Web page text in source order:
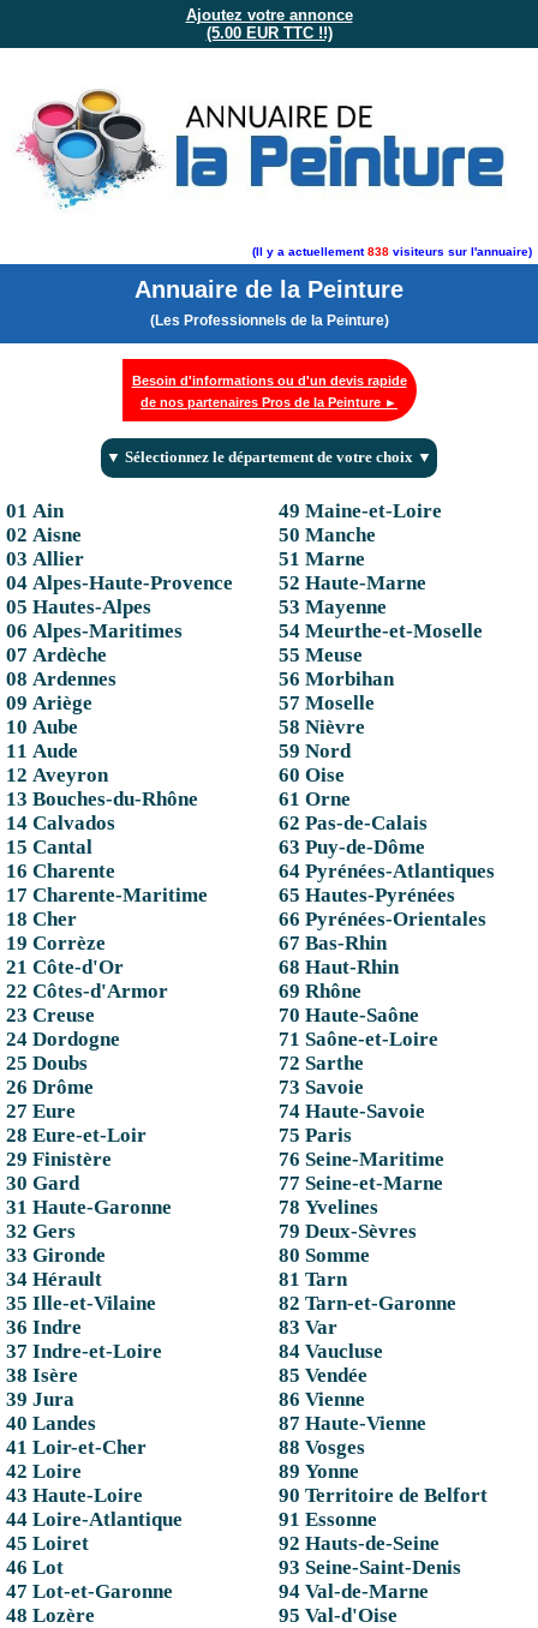
Ajoutez votre annonce
(5.00 EUR TTC !!)
(Il y a actuellement838 visiteurs sur l'annuaire)
Annuaire de la Peinture
(Les Professionnels de la Peinture)
Besoin d'informations ou d'un devis rapide
de nos partenaires Pros de la Peinture ►
▼ Sélectionnez le département de votre choix ▼
01 Ain
02 Aisne
03 Allier
04 Alpes-Haute-Provence
05 Hautes-Alpes
06 Alpes-Maritimes
07 Ardèche
08 Ardennes
09 Ariège
10 Aube
11 Aude
12 Aveyron
13 Bouches-du-Rhône
14 Calvados
15 Cantal
16 Charente
17 Charente-Maritime
18 Cher
19 Corrèze
21 Côte-d'Or
22 Côtes-d'Armor
23 Creuse
24 Dordogne
25 Doubs
26 Drôme
27 Eure
28 Eure-et-Loir
29 Finistère
30 Gard
31 Haute-Garonne
32 Gers
33 Gironde
34 Hérault
35 Ille-et-Vilaine
36 Indre
37 Indre-et-Loire
38 Isère
39 Jura
40 Landes
41 Loir-et-Cher
42 Loire
43 Haute-Loire
44 Loire-Atlantique
45 Loiret
46 Lot
47 Lot-et-Garonne
48 Lozère
49 Maine-et-Loire
50 Manche
51 Marne
52 Haute-Marne
53 Mayenne
54 Meurthe-et-Moselle
55 Meuse
56 Morbihan
57 Moselle
58 Nièvre
59 Nord
60 Oise
61 Orne
62 Pas-de-Calais
63 Puy-de-Dôme
64 Pyrénées-Atlantiques
65 Hautes-Pyrénées
66 Pyrénées-Orientales
67 Bas-Rhin
68 Haut-Rhin
69 Rhône
70 Haute-Saône
71 Saône-et-Loire
72 Sarthe
73 Savoie
74 Haute-Savoie
75 Paris
76 Seine-Maritime
77 Seine-et-Marne
78 Yvelines
79 Deux-Sèvres
80 Somme
81 Tarn
82 Tarn-et-Garonne
83 Var
84 Vaucluse
85 Vendée
86 Vienne
87 Haute-Vienne
88 Vosges
89 Yonne
90 Territoire de Belfort
91 Essonne
92 Hauts-de-Seine
93 Seine-Saint-Denis
94 Val-de-Marne
95 Val-d'Oise